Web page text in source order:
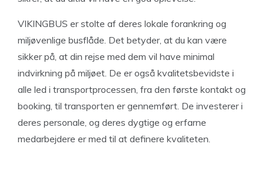
VIKINGBUS er stolte af deres lokale forankring og
miljøvenlige busflåde. Det betyder, at du kan være
sikker på, at din rejse med dem vil have minimal
indvirkning på miljøet. De er også kvalitetsbevidste i
alle led i transportprocessen, fra den første kontakt og
booking, til transporten er gennemført. De investerer i
deres personale, og deres dygtige og erfarne
medarbejdere er med til at definere kvaliteten.